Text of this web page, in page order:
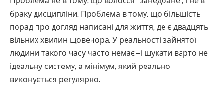
браку дисципліни. Проблема в тому, що більшість
порад про догляд написані для життя, де є двадцять
вільних хвилин щовечора. У реальності зайнятої
людини такого часу часто немає – і шукати варто не
ідеальну систему, а мінімум, який реально
виконується регулярно.